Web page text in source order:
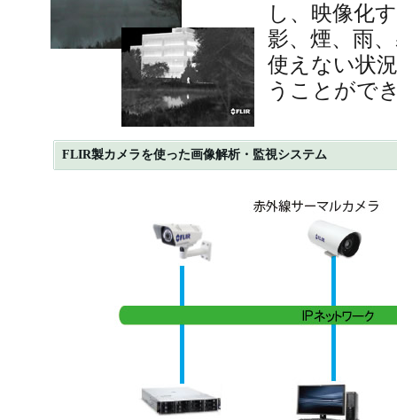
し、映像化
影、煙、雨
使えない状
うことがで
FLIR製カメラを使った画像解析・監視システム